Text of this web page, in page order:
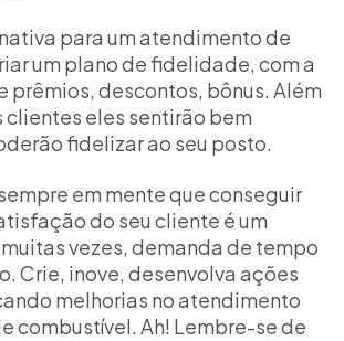
para um atendimento de
um plano de fidelidade, com a
descontos, bônus. Além
clientes eles sentirão bem
fidelizar ao seu posto.
em mente que conseguir
do seu cliente é um
vezes, demanda de tempo
Crie, inove, desenvolva ações
melhorias no atendimento
combustível. Ah! Lembre-se de